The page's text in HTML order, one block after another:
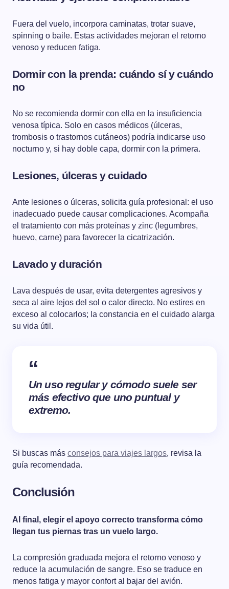
Fuera del vuelo, incorpora caminatas, trotar suave,
spinning o baile. Estas actividades mejoran el retorno
venoso y reducen fatiga.
Dormir con la prenda: cuándo sí y cuándo
no
No se recomienda dormir con ella en la insuficiencia
venosa típica. Solo en casos médicos (úlceras,
trombosis o trastornos cutáneos) podría indicarse uso
nocturno y, si hay doble capa, dormir con la primera.
Lesiones, úlceras y cuidado
Ante lesiones o úlceras, solicita guía profesional: el uso
inadecuado puede causar complicaciones. Acompaña
el tratamiento con más proteínas y zinc (legumbres,
huevo, carne) para favorecer la cicatrización.
Lavado y duración
Lava después de usar, evita detergentes agresivos y
seca al aire lejos del sol o calor directo. No estires en
exceso al colocarlos; la constancia en el cuidado alarga
su vida útil.
Un uso regular y cómodo suele ser
más efectivo que uno puntual y
extremo.
Si buscas más consejos para viajes largos, revisa la
guía recomendada.
Conclusión
Al final, elegir el apoyo correcto transforma cómo
llegan tus piernas tras un vuelo largo.
La compresión graduada mejora el retorno venoso y
reduce la acumulación de sangre. Eso se traduce en
menos fatiga y mayor confort al bajar del avión.